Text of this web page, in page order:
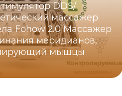
DDS/
массажер
Fohow 2.0 Массажер
меридианов,
мышцы